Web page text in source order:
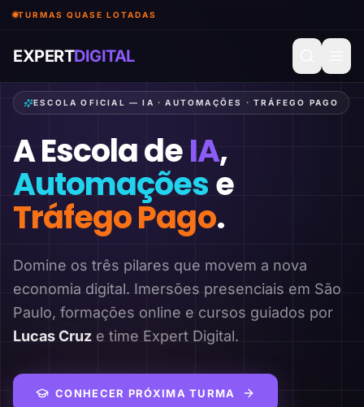
TURMAS QUASE LOTADAS
EXPERTDIGITAL
ESCOLA OFICIAL — IA · AUTOMAÇÕES · TRÁFEGO PAGO
A Escola deIA,
Automaçõese
Tráfego Pago.
Domine os três pilares que movem a nova
economia digital. Imersões presenciais em São
Paulo, formações online e cursos guiados por
Lucas Cruz e time Expert Digital.
CONHECER PRÓXIMA TURMA